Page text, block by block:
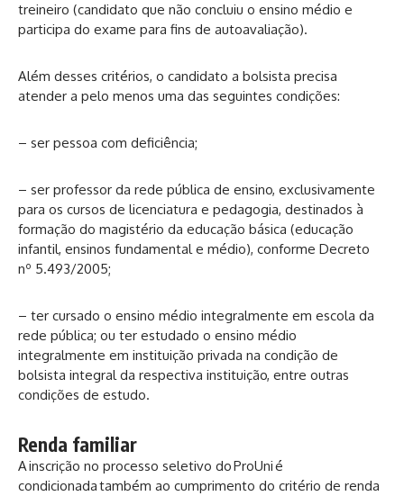
treineiro (candidato que não concluiu o ensino médio e
participa do exame para fins de autoavaliação).
Além desses critérios, o candidato a bolsista precisa
atender a pelo menos uma das seguintes condições:
– ser pessoa com deficiência;
– ser professor da rede pública de ensino, exclusivamente
para os cursos de licenciatura e pedagogia, destinados à
formação do magistério da educação básica (educação
infantil, ensinos fundamental e médio), conforme Decreto
nº 5.493/2005;
– ter cursado o ensino médio integralmente em escola da
rede pública; ou ter estudado o ensino médio
integralmente em instituição privada na condição de
bolsista integral da respectiva instituição, entre outras
condições de estudo.
Renda familiar
A inscrição no processo seletivo do ProUni é
condicionada também ao cumprimento do critério de renda